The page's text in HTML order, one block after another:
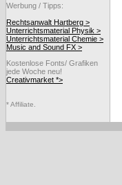
Werbung / Tipps:
Rechtsanwalt Hartberg >
Unterrichtsmaterial Physik >
Unterrichtsmaterial Chemie >
Music and Sound FX >
Kostenlose Fonts/ Grafiken
jede Woche neu!
Creativmarket *>
* Affiliate.